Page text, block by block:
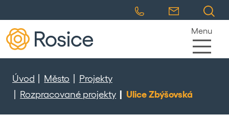
Menu
Úvod Město
Projekty
Rozpracované projekty
Ulice Zbýšovská